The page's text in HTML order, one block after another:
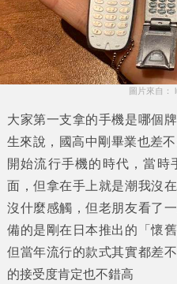
圖片來自：
大家第一支拿的手機是哪個
生來說，國高中剛畢業也差
開始流行手機的時代，當時
面，但拿在手上就是潮我沒
沒什麼感觸，但老朋友看了
備的是剛在日本推出的「懷
但當年流行的款式其實都差
的接受度肯定也不錯高